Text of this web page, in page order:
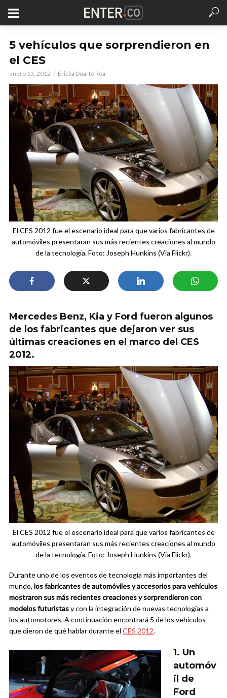
5 vehículos que sorprendieron en
el CES
enero 13, 2012 Éricka Duarte Roa
El CES 2012 fue el escenario ideal para que varios fabricantes de
automóviles presentaran sus más recientes creaciones al mundo
de la tecnología. Foto: Joseph Hunkins (Via Flickr).
Mercedes Benz, Kia y Ford fueron algunos
de los fabricantes que dejaron ver sus
últimas creaciones en el marco del CES
2012.
El CES 2012 fue el escenario ideal para que varios fabricantes de
automóviles presentaran sus más recientes creaciones al mundo
de la tecnología. Foto: Joseph Hunkins (Via Flickr).
Durante uno de los eventos de tecnología más importantes del
mundo, los fabricantes de automóviles y accesorios para vehículos
mostraron sus más recientes creaciones y sorprendieron con
modelos futuristasy con la integración de nuevas tecnologías a
los automotores. A continuación encontrará 5 de los vehículos
que dieron de qué hablar durante el CES 2012.
1. Un
automóv
il de
Ford